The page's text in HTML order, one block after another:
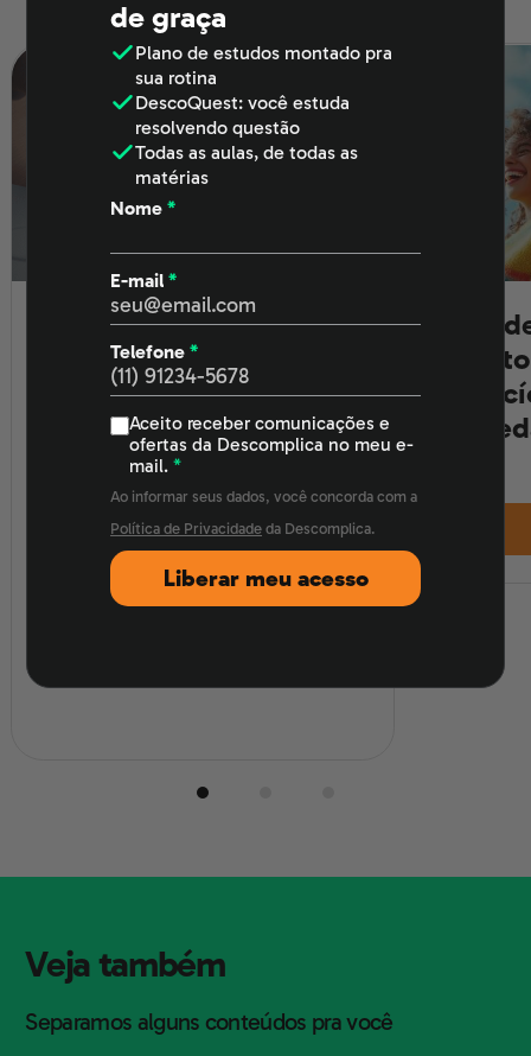
Últimos posts
Resultado preliminar
do Inep: entenda a
chamada pública e
recorra (11 a 13 de
agosto)
pública do INEP disponível. Saiba
como consultar e recorrer entre
11 e 13 de agosto.
ano
de
Veja também
Separamos alguns conteúdos pra você
de graça
Plano de estudos montado pra
sua rotina
DescoQuest: você estuda
resolvendo questão
Todas as aulas, de todas as
matérias
Nome *
E-mail *
Telefone *
Aceito receber comunicações e
ofertas da Descomplica no meu e-
mail. *
Ao informar seus dados, você concorda com a
Política de Privacidade da Descomplica.
Liberar meu acesso